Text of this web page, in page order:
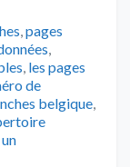
,pages
,
, les pages
de
belgique,